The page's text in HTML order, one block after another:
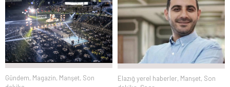
Gündem, Magazin, Manşet, Son
Elazığ yerel haberler, Manşet, Son